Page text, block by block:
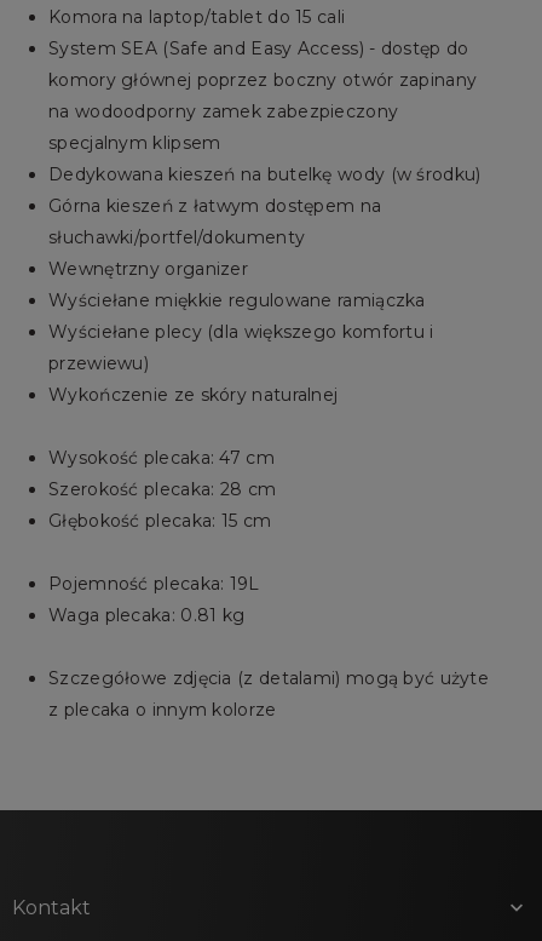
Komora na laptop/tablet do 15 cali
System SEA (Safe and Easy Access) - dostęp do
komory głównej poprzez boczny otwór zapinany
na wodoodporny zamek zabezpieczony
specjalnym klipsem
Dedykowana kieszeń na butelkę wody (w środku)
Górna kieszeń z łatwym dostępem na
słuchawki/portfel/dokumenty
Wewnętrzny organizer
Wyściełane miękkie regulowane ramiączka
Wyściełane plecy (dla większego komfortu i
przewiewu)
Wykończenie ze skóry naturalnej
Wysokość plecaka: 47 cm
Szerokość plecaka: 28 cm
Głębokość plecaka: 15 cm
Pojemność plecaka: 19L
Waga plecaka: 0.81 kg
Szczegółowe zdjęcia (z detalami) mogą być użyte
z plecaka o innym kolorze
Kontakt 